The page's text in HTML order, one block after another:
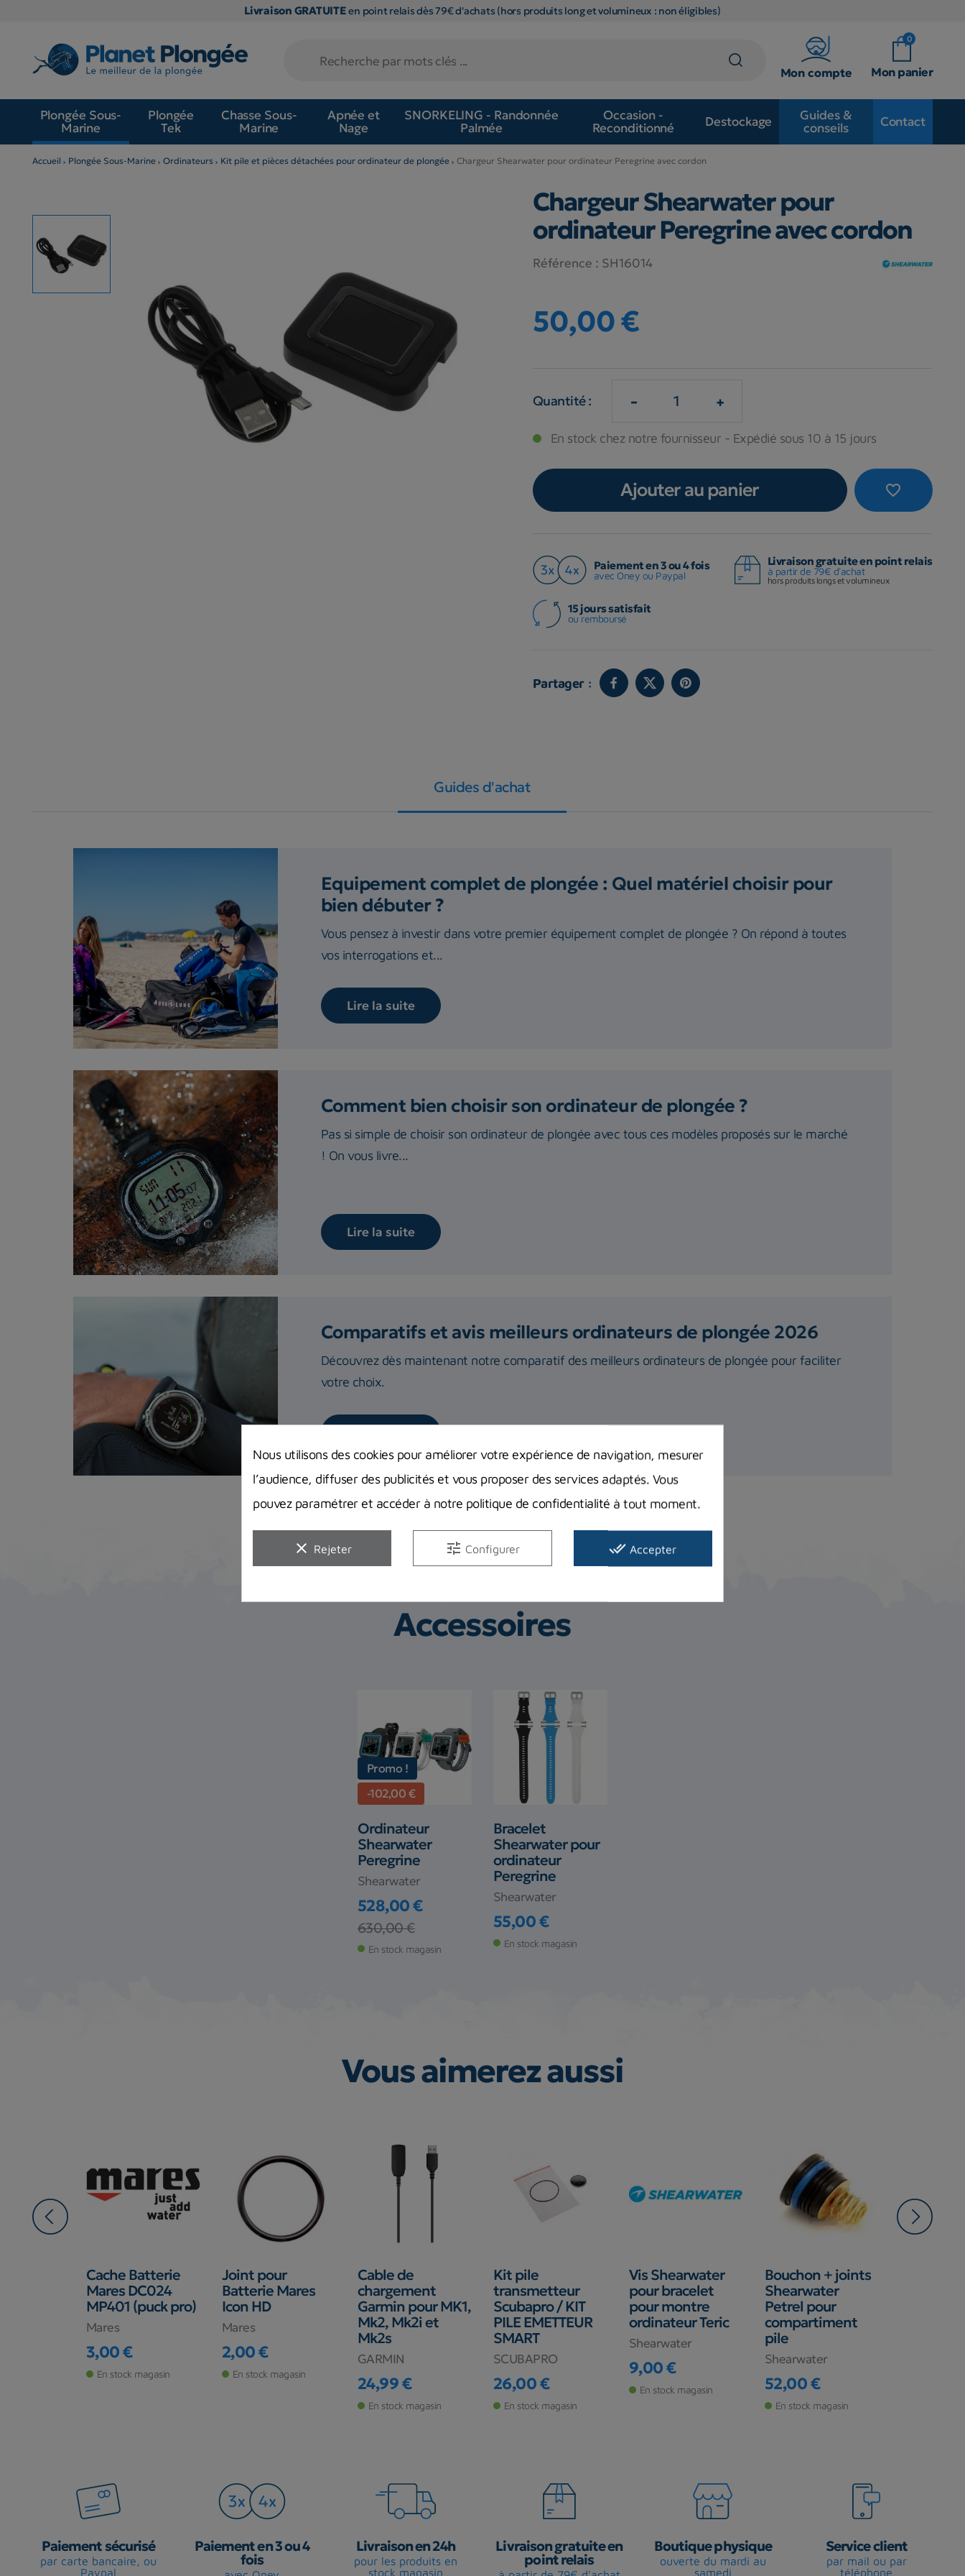
Livraison GRATUITEen point relais dès 79€ d'achats (hors produits long et volumineux : non éligibles)
Mon compte
0
Mon panier
Plongée Sous-
Marine
Plongée
Tek
Chasse Sous-
Marine
Apnée et
Nage
SNORKELING - Randonnée
Palmée
Occasion -
Reconditionné
Destockage
Guides &
conseils
Contact
Accueil Plongée Sous-Marine Ordinateurs Kit pile et pièces détachées pour ordinateur de plongée Chargeur Shearwater pour ordinateur Peregrine avec cordon
Chargeur Shearwater pour
ordinateur Peregrine avec cordon
Référence : SH16014
50,00 €
Quantité : - +
En stock chez notre fournisseur - Expédié sous 10 à 15 jours
favorite_border
Ajouter au panier
Paiement en 3 ou 4 fois
avec Oney ou Paypal
Livraison gratuite en point relais
à partir de 79€ d'achat
hors produits longs et volumineux
15 jours satisfait
ou remboursé
Partager :
Guides d'achat
Equipement complet de plongée : Quel matériel choisir pour
bien débuter ?
Vous pensez à investir dans votre premier équipement complet de plongée ? On répond à toutes
vos interrogations et...
Lire la suite
Comment bien choisir son ordinateur de plongée ?
Pas si simple de choisir son ordinateur de plongée avec tous ces modèles proposés sur le marché
! On vous livre...
Lire la suite
Comparatifs et avis meilleurs ordinateurs de plongée 2026
Découvrez dès maintenant notre comparatif des meilleurs ordinateurs de plongée pour faciliter
votre choix.
Accessoires
Promo !
-102,00 €
Ordinateur
Shearwater
Peregrine
Shearwater
Prix
528,00 €
Prix de base
630,00 €
En stock magasin
Bracelet
Shearwater pour
ordinateur
Peregrine
Shearwater
Prix
55,00 €
En stock magasin
Vous aimerez aussi
Cache Batterie
Mares DC024
MP401 (puck pro)
Mares
Prix
3,00 €
En stock magasin
Joint pour
Batterie Mares
Icon HD
Mares
Prix
2,00 €
En stock magasin
Cable de
chargement
Garmin pour MK1,
Mk2, Mk2i et
Mk2s
GARMIN
Prix
24,99 €
En stock magasin
Kit pile
transmetteur
Scubapro / KIT
PILE EMETTEUR
SMART
SCUBAPRO
Prix
26,00 €
En stock magasin
Vis Shearwater
pour bracelet
pour montre
ordinateur Teric
Shearwater
Prix
9,00 €
En stock magasin
Bouchon + joints
Shearwater
Petrel pour
compartiment
pile
Shearwater
Prix
52,00 €
En stock magasin
Paiement sécurisé
par carte bancaire, ou
Paypal
Paiement en 3 ou 4
fois
Livraison en 24h
pour les produits en
stock magasin
Livraison gratuite en
point relais
Boutique physique
ouverte du mardi au
samedi
Service client
par mail ou par
téléphone
Nous utilisons des cookies pour améliorer votre expérience de navigation, mesurer
l’audience, diffuser des publicités et vous proposer des services adaptés. Vous
pouvez paramétrer et accéder à notre politique de confidentialité à tout moment.
clear Rejeter tune Configurer done_all Accepter